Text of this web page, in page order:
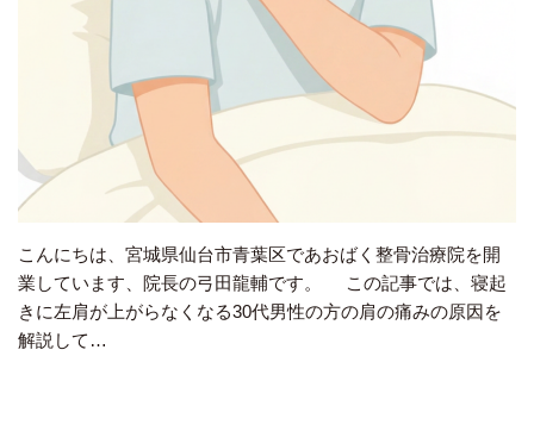
こんにちは、宮城県仙台市青葉区であおばく整骨治療院を開
業しています、院長の弓田龍輔です。 この記事では、寝起
きに左肩が上がらなくなる30代男性の方の肩の痛みの原因を
解説して…